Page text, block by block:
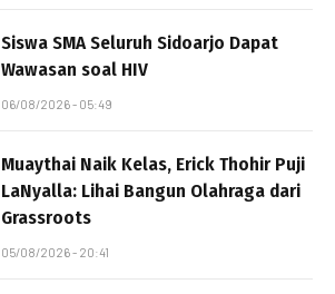
Siswa SMA Seluruh Sidoarjo Dapat
Wawasan soal HIV
06/08/2026 - 05:49
Muaythai Naik Kelas, Erick Thohir Puji
LaNyalla: Lihai Bangun Olahraga dari
Grassroots
05/08/2026 - 20:41